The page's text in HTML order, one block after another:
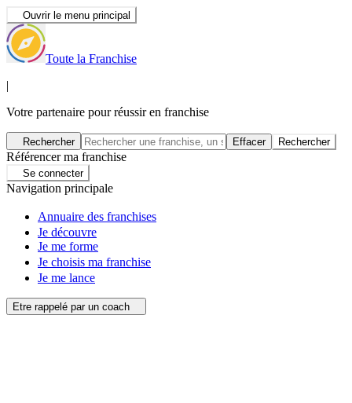
Ouvrir le menu principal
Toute la Franchise
|
Votre partenaire pour réussir en franchise
Rechercher Effacer Rechercher
Référencer ma franchise
Se connecter
Navigation principale
Annuaire des franchises
Je découvre
Je me forme
Je choisis ma franchise
Je me lance
Etre rappelé par un coach